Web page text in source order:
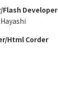
Developer
Html Corder